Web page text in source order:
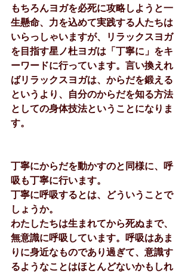
もちろんヨガを必死に攻略しようと一
生懸命、力を込めて実践する人たちは
いらっしゃいますが、リラックスヨガ
を目指す星ノ杜ヨガは「丁寧に」をキ
ーワードに行っています。言い換えれ
ばリラックスヨガは、からだを鍛える
というより、自分のからだを知る方法
としての身体技法ということになりま
す。
丁寧にからだを動かすのと同様に、呼
吸も丁寧に行います。
丁寧に呼吸するとは、どういうことで
しょうか。
わたしたちは生まれてから死ぬまで、
無意識に呼吸しています。呼吸はあま
りに身近なものであり過ぎて、意識す
るようなことはほとんどないかもしれ